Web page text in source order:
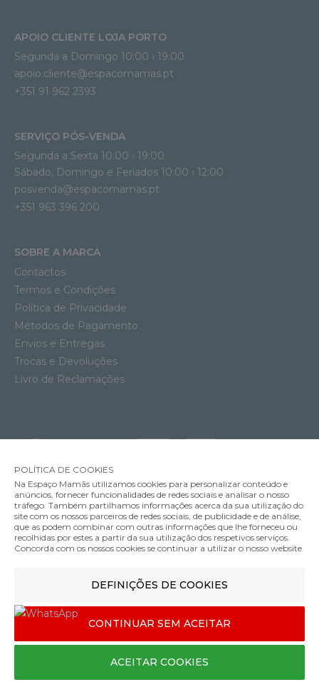
Soutien Amamentação com Aros Anita Fleur
59.95€
Cor
APOIO CLIENTE LOJA PORTO
Segunda a Domingo 10:00 › 19:00
apoio.cliente@espacomamas.pt
+351 91 962 2393
SERVIÇO PÓS-VENDA
Segunda a Sexta 10:00 › 19:00
Sábado, Domingo e Feriados 10:00 › 12:00
posvenda@espacomamas.pt
+351 963 396 200
SOBRE A MARCA
Contactos
Termos e Condições
Política de Privacidade
Métodos de Pagamento
Envios e Entregas
Trocas e Devoluções
Livro de Reclamações
MÉTODOS DE ENVIO
MÉTODOS DE PAGAMENTO
Designed & developed by
©Espaço mamãs. Todos os direitos reservados
POLÍTICA DE COOKIES
Na Espaço Mamãs utilizamos cookies para personalizar conteúdo e
anúncios, fornecer funcionalidades de redes sociais e analisar o nosso
tráfego. Também partilhamos informações acerca da sua utilização do
site com os nossos parceiros de redes sociais, de publicidade e de análise,
que as podem combinar com outras informações que lhe forneceu ou
recolhidas por estes a partir da sua utilização dos respetivos serviços.
Concorda com os nossos cookies se continuar a utilizar o nosso website.
DEFINIÇÕES DE COOKIES
CONTINUAR SEM ACEITAR
ACEITAR COOKIES